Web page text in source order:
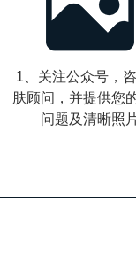
1、关注公众号，
肤顾问，并提供您
问题及清晰照